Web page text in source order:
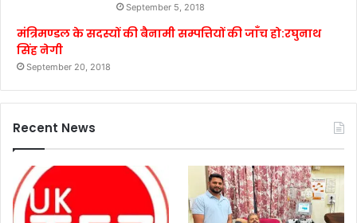
September 5, 2018
मंत्रिमण्डल के सदस्यों की बैनामी सम्पत्तियों की जाँच हो:रघुनाथ
सिंह नेगी
September 20, 2018
Recent News